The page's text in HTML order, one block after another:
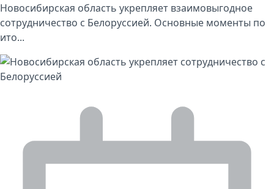
Новосибирская область укрепляет взаимовыгодное
сотрудничество с Белоруссией. Основные моменты по
ито...